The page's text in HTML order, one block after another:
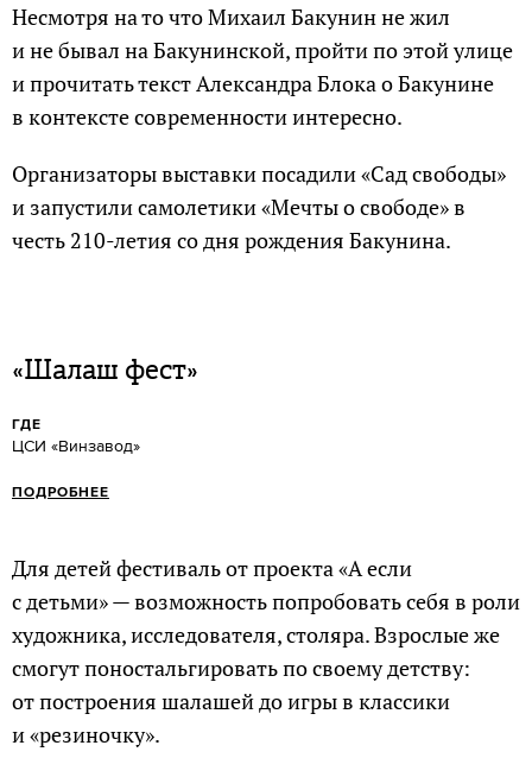
Несмотря на то что Михаил Бакунин не жил
и не бывал на Бакунинской, пройти по этой улице
и прочитать текст Александра Блока о Бакунине
в контексте современности интересно.
Организаторы выставки посадили «Сад свободы»
и запустили самолетики «Мечты о свободе» в
честь 210-летия со дня рождения Бакунина.
«Шалаш фест»
ГДЕ
ЦСИ «Винзавод»
ПОДРОБНЕЕ
Для детей фестиваль от проекта «А если
с детьми» — возможность попробовать себя в роли
художника, исследователя, столяра. Взрослые же
смогут поностальгировать по своему детству:
от построения шалашей до игры в классики
и «резиночку».